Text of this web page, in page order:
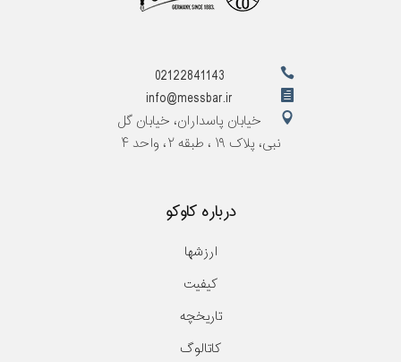
02122841143
info@messbar.ir
خیابان پاسداران، خیابان گل
نبی، پلاک ۱۹ ، طبقه ۲، واحد ۴
درباره کاوکو
ارزشها
کیفیت
تاریخچه
کاتالوگ